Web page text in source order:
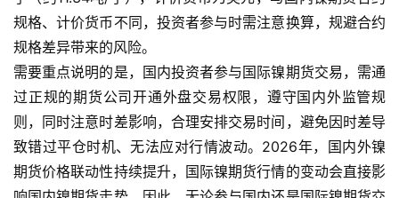
原
油
期
货
规格、计价货币不同，投资者参与时需注意换算，规避合约
规格差异带来的风险。
需要重点说明的是，国内投资者参与国际镍期货交易，需通
过正规的期货公司开通外盘交易权限，遵守国内外监管规
则，同时注意时差影响，合理安排交易时间，避免因时差导
致错过平仓时机、无法应对行情波动。2026年，国内外镍
期货价格联动性持续提升，国际镍期货行情的变动会直接影